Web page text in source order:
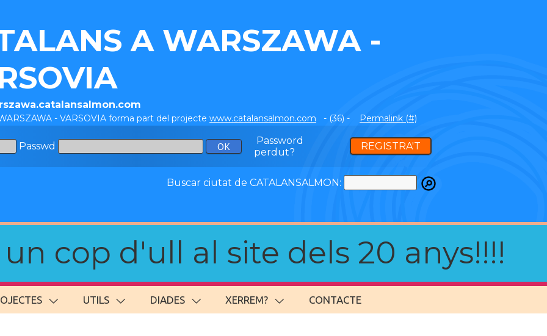
A WARSZAWA -
- VARSOVIA forma part del projecte www.catalansalmon.com - (36) - Permalink (#)
Passwd
Password
perdut?
REGISTRA'T
Buscar ciutat de CATALANSALMON:
cop d'ull al site dels 20 anys!!!!
UTILS DIADES XERREM? CONTACTE